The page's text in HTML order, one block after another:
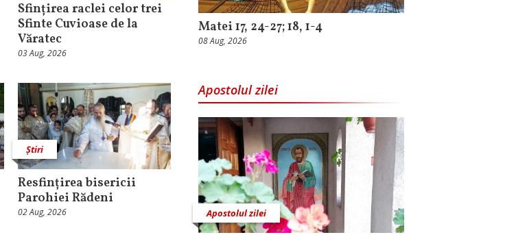
Sfințirea raclei celor trei
Sfinte Cuvioase de la
Văratec
03 Aug, 2026
Știri
Resfințirea bisericii
Parohiei Rădeni
02 Aug, 2026
Matei 17, 24-27; 18, 1-4
08 Aug, 2026
Apostolul zilei
Apostolul zilei